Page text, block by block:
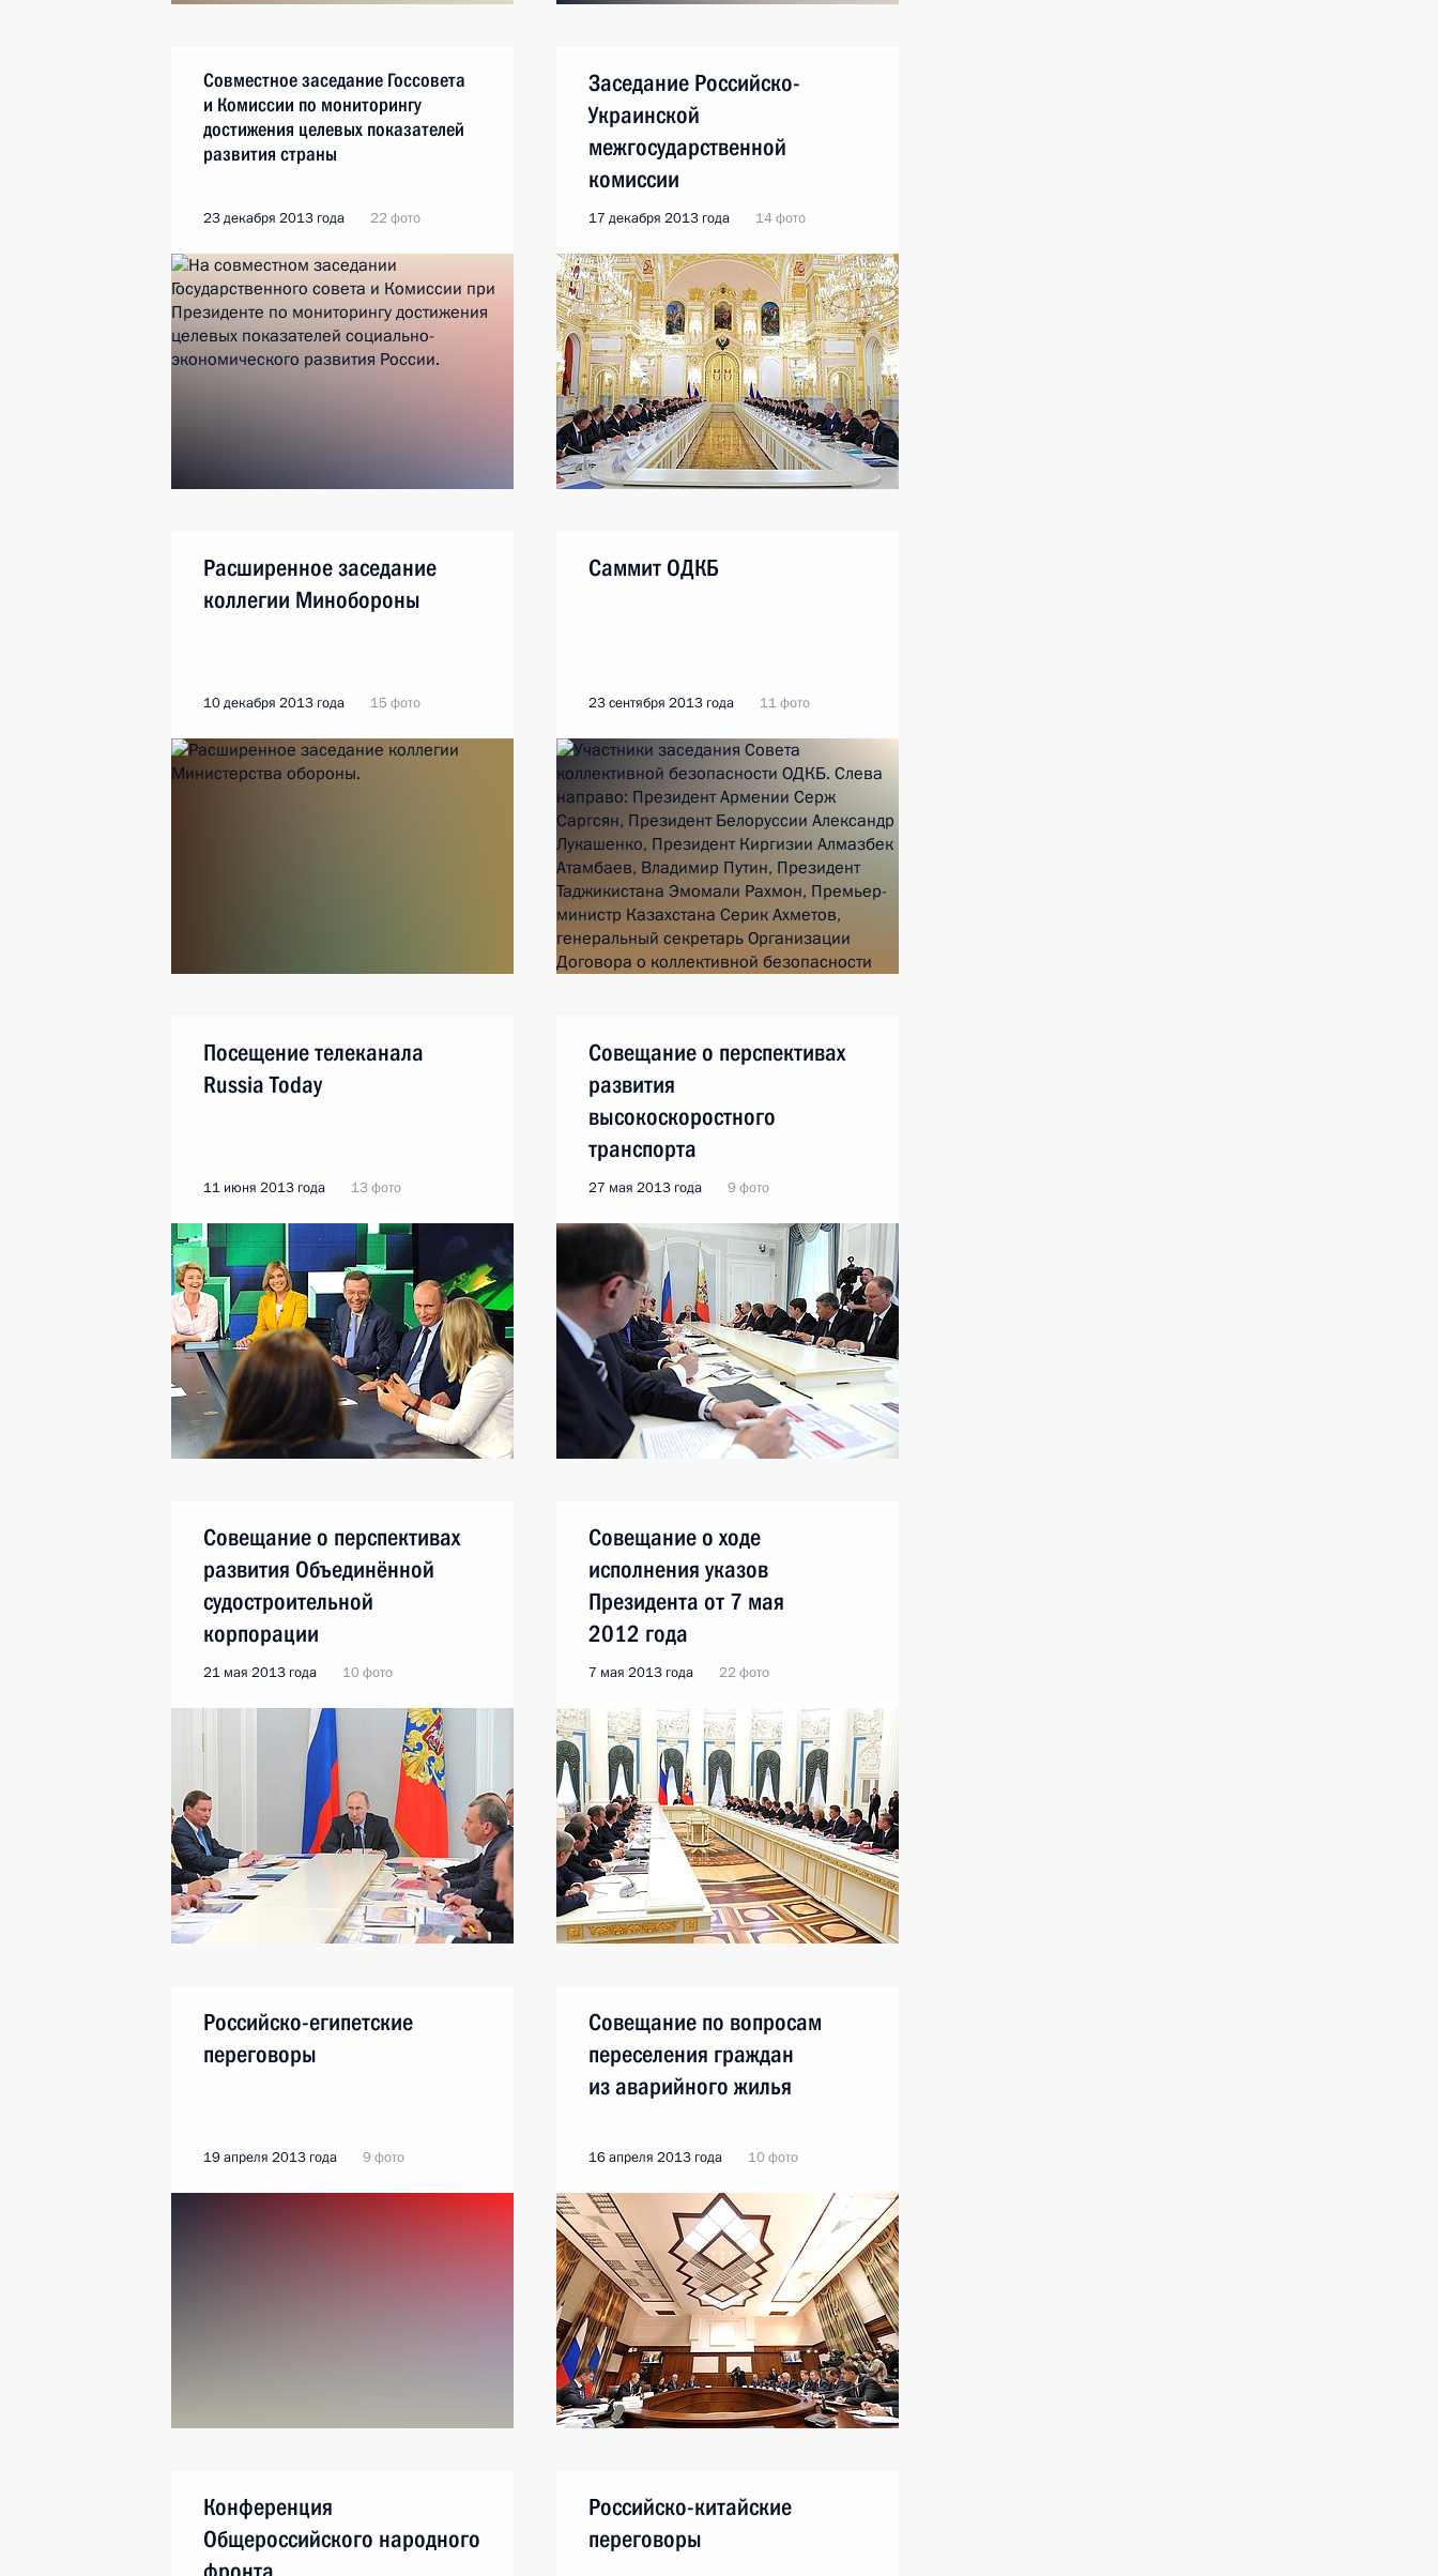
Совместное заседание Госсовета
и Комиссии по мониторингу
достижения целевых показателей
развития страны
23 декабря 2013 года 22 фото
Заседание Российско-
Украинской
межгосударственной
комиссии
17 декабря 2013 года 14 фото
Расширенное заседание
коллегии Минобороны
10 декабря 2013 года 15 фото
Саммит ОДКБ
23 сентября 2013 года 11 фото
Посещение телеканала
Russia Today
11 июня 2013 года 13 фото
Совещание о перспективах
развития
высокоскоростного
транспорта
27 мая 2013 года 9 фото
Совещание о перспективах
развития Объединённой
судостроительной
корпорации
21 мая 2013 года 10 фото
Совещание о ходе
исполнения указов
Президента от 7 мая
2012 года
7 мая 2013 года 22 фото
Российско-египетские
переговоры
19 апреля 2013 года 9 фото
Совещание по вопросам
переселения граждан
из аварийного жилья
16 апреля 2013 года 10 фото
Конференция
Общероссийского народного
Российско-китайские
переговоры